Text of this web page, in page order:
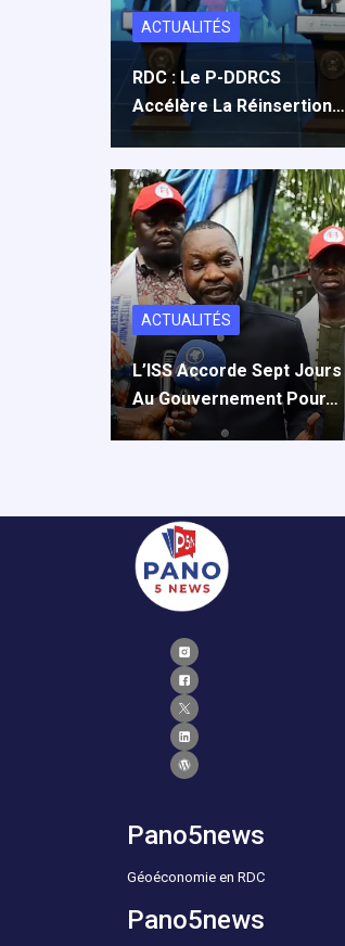
ACTUALITÉS
RDC : Le P-DDRCS
Accélère La Réinsertion…
ACTUALITÉS
L’ISS Accorde Sept Jours
Au Gouvernement Pour…
Pano5news
Géoéconomie en RDC
Pano5news